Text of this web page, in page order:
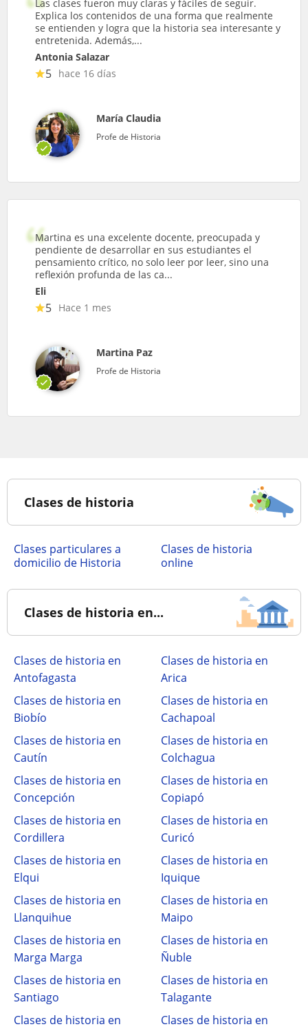
Las clases fueron muy claras y fáciles de seguir.
Explica los contenidos de una forma que realmente
se entienden y logra que la historia sea interesante y
entretenida. Además,...
Antonia Salazar
5 hace 16 días
María Claudia
Profe de Historia
Martina es una excelente docente, preocupada y
pendiente de desarrollar en sus estudiantes el
pensamiento crítico, no solo leer por leer, sino una
reflexión profunda de las ca...
Eli
5 Hace 1 mes
Martina Paz
Profe de Historia
Clases de historia
clases particulares a
domicilio de Historia
Clases de historia
online
Clases de historia en...
Clases de historia en
Antofagasta
Clases de historia en
Arica
Clases de historia en
Biobío
Clases de historia en
Cachapoal
Clases de historia en
Cautín
Clases de historia en
Colchagua
Clases de historia en
Concepción
Clases de historia en
Copiapó
Clases de historia en
Cordillera
Clases de historia en
Curicó
Clases de historia en
Elqui
Clases de historia en
Iquique
Clases de historia en
Llanquihue
Clases de historia en
Maipo
Clases de historia en
Marga Marga
Clases de historia en
Ñuble
Clases de historia en
Santiago
Clases de historia en
Talagante
Clases de historia en
Clases de historia en